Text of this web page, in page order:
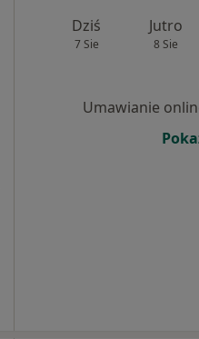
Dziś
7 Sie
Jutro
8 Sie
Umawianie